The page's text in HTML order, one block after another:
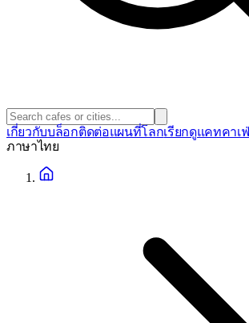
เกี่ยวกับบล็อกติดต่อแผนที่โลกเรียกดูแคทคาเฟ่
ภาษาไทย